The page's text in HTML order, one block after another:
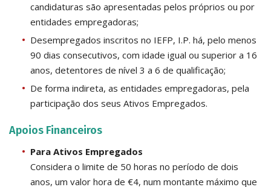
candidaturas são apresentadas pelos próprios ou por
entidades empregadoras;
Desempregados inscritos no IEFP, I.P. há, pelo menos
90 dias consecutivos, com idade igual ou superior a 16
anos, detentores de nível 3 a 6 de qualificação;
De forma indireta, as entidades empregadoras, pela
participação dos seus Ativos Empregados.
Apoios Financeiros
Para Ativos Empregados
Considera o limite de 50 horas no período de dois
anos, um valor hora de €4, num montante máximo que